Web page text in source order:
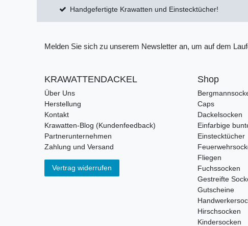
Handgefertigte Krawatten und Einstecktücher!
Melden Sie sich zu unserem Newsletter an, um auf dem
KRAWATTENDACKEL
Über Uns
Herstellung
Kontakt
Krawatten-Blog (Kundenfeedback)
Partnerunternehmen
Zahlung und Versand
Vertrag widerrufen
Shop
Caps
Dackelsocken
Einfarbige
Einstecktücher
Fliegen
Fuchssocken
Gestreifte
Gutscheine
Hirschsocken
Kindersocken